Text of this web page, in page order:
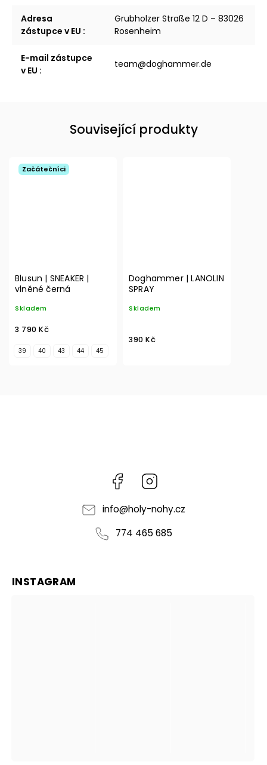
Adresa
zástupce v EU :
Grubholzer Straße 12 D – 83026
Rosenheim
E-mail zástupce
v EU :
team@doghammer.de
Související produkty
Začátečníci
Blusun | SNEAKER |
vlněné černá
Skladem
3 790 Kč
39 40 43 44 45
Doghammer | LANOLIN
SPRAY
Skladem
390 Kč
Facebook
info@holy-nohy.cz
774 465 685
INSTAGRAM